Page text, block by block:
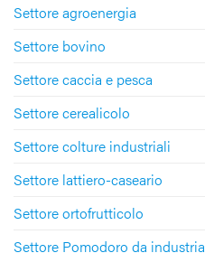
Settore agroenergia
Settore bovino
Settore caccia e pesca
Settore cerealicolo
Settore colture industriali
Settore lattiero-caseario
Settore ortofrutticolo
Settore Pomodoro da industria